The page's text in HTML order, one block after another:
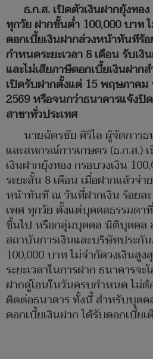
ธ.ก.ส. เปิดตัวเงินฝากยุ้งทอ
ทุกวัย ฝากขั้นต่ำ 100,000 บาท
ดอกเบี้ยเงินฝากล่วงหน้าทันทีร้
กำหนดระยะเวลา 8 เดือน รับเ
และไม่เสียภาษีดอกเบี้ยเงินฝา
เปิดรับฝากตั้งแต่ 15 พฤษภาคม
2569 หรือจนกว่าธนาคารแจ้ง
สาขาทั่วประเทศ
นายฉัตรชัย ศิริไล ผู้จัดการธ
และสหกรณ์การเกษตร (ธ.ก.ส.)
เงินฝากยุ้งทอง กรอบวงเงิน
ระยะสั้น 8 เดือน เมื่อฝากแล้วจ่า
หน้าทันที ณ วันที่ฝากเงิน ร้อยล
เพศ ทุกวัย ตั้งแต่บุคคลธรรมด
ขึ้นไป หรือกลุ่มบุคคล นิติบุคคล
สถาบันการเงินและบริษัทประกั
100,000 บาท ไม่จำกัดวงเงินสู
ระยะเวลาในการฝาก ธนาคารจ
ฝากคู่โอนในวันครบกำหนด ไม่ต้
ติดต่อธนาคาร ทั้งนี้ สำหรับบุคค
ดอกเบี้ยเงินฝาก ได้รับดอกเบี้ย